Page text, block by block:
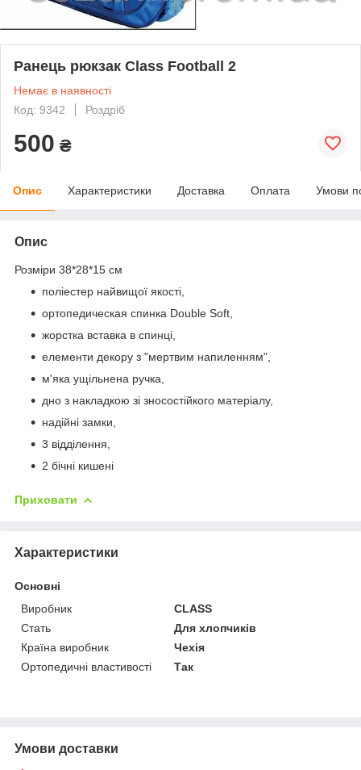
Ранець рюкзак Class Football 2
Немає в наявності
Код: 9342
Роздріб
500 ₴
Опис Характеристики Доставка Оплата Умови
Опис
Розміри 38*28*15 см
поліестер найвищої якості,
ортопедическая спинка Double Soft,
жорстка вставка в спинці,
елементи декору з "мертвим напиленням",
м'яка ущільнена ручка,
дно з накладкою зі зносостійкого матеріалу,
надійні замки,
3 відділення,
2 бічні кишені
Приховати
Характеристики
Основні
Виробник
CLASS
Стать
Для хлопчиків
Країна виробник
Чехія
Ортопедичні властивості
Так
Умови доставки